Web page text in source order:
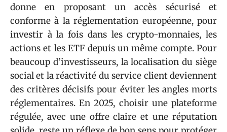
donne en proposant un accès sécurisé et
conforme à la réglementation européenne, pour
investir à la fois dans les crypto-monnaies, les
actions et les ETF depuis un même compte. Pour
beaucoup d’investisseurs, la localisation du siège
social et la réactivité du service client deviennent
des critères décisifs pour éviter les angles morts
réglementaires. En 2025, choisir une plateforme
régulée, avec une offre claire et une réputation